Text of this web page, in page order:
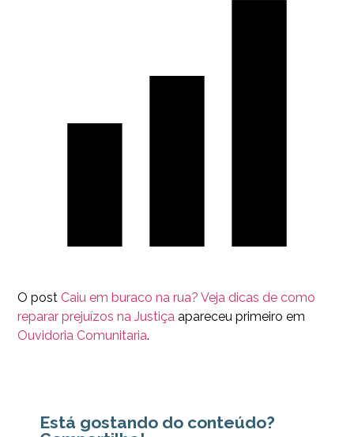
O post Caiu em buraco na rua? Veja dicas de como
reparar prejuízos na Justiça apareceu primeiro em
Ouvidoria Comunitaria.
Está gostando do conteúdo?